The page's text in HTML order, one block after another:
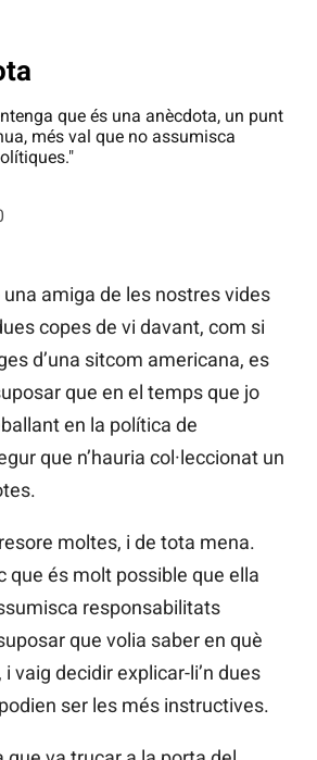
que és una anècdota, un punt
més val que no assumisca
amiga de les nostres vides
copes de vi davant, com si
d’una sitcom americana, es
que en el temps que jo
en la política de
que n’hauria col·leccionat un
moltes, i de tota mena.
que és molt possible que ella
responsabilitats
que volia saber en què
vaig decidir explicar-li’n dues
ser les més instructives.